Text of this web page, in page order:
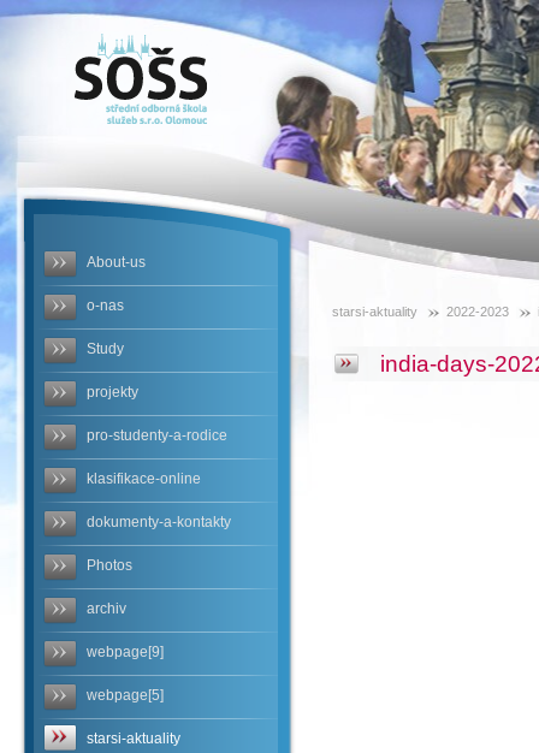
SOŠS -
india-days-
About-us
o-nas
Study
projekty
pro-studenty-a-rodice
klasifikace-online
dokumenty-a-kontakty
Photos
archiv
webpage[9]
webpage[5]
starsi-aktuality
starsi-aktuality 2022-2023
india-days-